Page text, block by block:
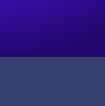
seversin?)